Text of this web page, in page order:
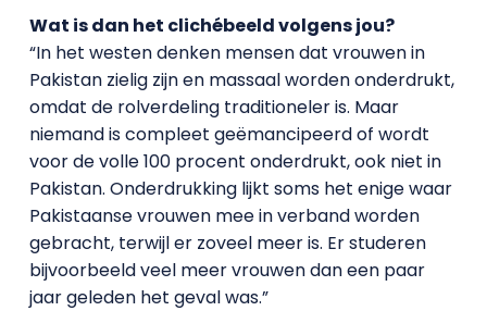
Wat is dan het clichébeeld volgens jou?
“In het westen denken mensen dat vrouwen in
Pakistan zielig zijn en massaal worden onderdrukt,
omdat de rolverdeling traditioneler is. Maar
niemand is compleet geëmancipeerd of wordt
voor de volle 100 procent onderdrukt, ook niet in
Pakistan. Onderdrukking lijkt soms het enige waar
Pakistaanse vrouwen mee in verband worden
gebracht, terwijl er zoveel meer is. Er studeren
bijvoorbeeld veel meer vrouwen dan een paar
jaar geleden het geval was.”